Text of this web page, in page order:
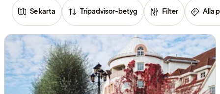
Se karta Tripadvisor-betyg Filter Alla
Se
listan
över
hotell